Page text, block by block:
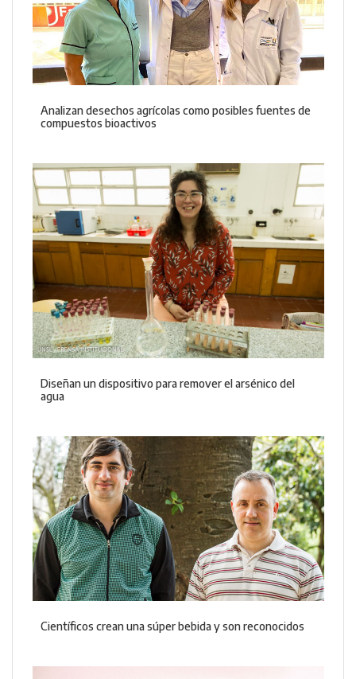
Analizan desechos agrícolas como posibles fuentes de
compuestos bioactivos
Diseñan un dispositivo para remover el arsénico del
agua
Científicos crean una súper bebida y son reconocidos